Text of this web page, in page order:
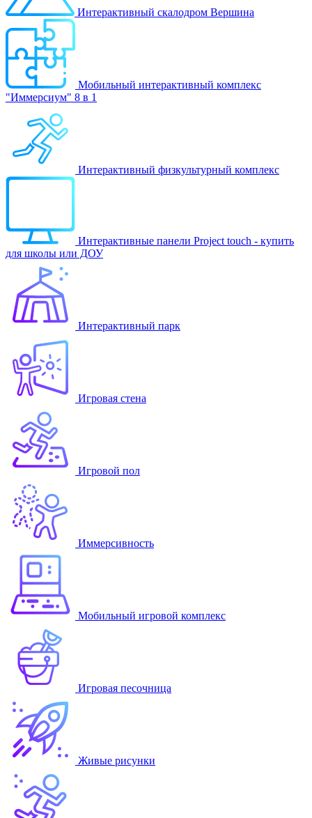
Интерактивный скалодром Вершина
Мобильный интерактивный комплекс
"Иммерсиум" 8 в 1
Интерактивный физкультурный комплекс
Интерактивные панели Project touch - купить
для школы или ДОУ
Интерактивный парк
Игровая стена
Игровой пол
Иммерсивность
Мобильный игровой комплекс
Игровая песочница
Живые рисунки